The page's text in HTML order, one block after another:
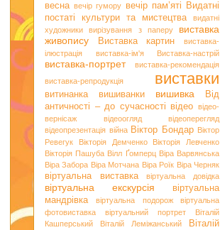
весна вечір гумору вечір пам’яті
Видатні
постаті культури та мистецтва
видатні
художники
вирізування з паперу
виставка
живопису
Виставка картин
виставка-
ілюстрація
виставка-ім'я Виставка-настрій
виставка-портрет
виставка-рекомендація
виставка-репродукція
виставки
витинанка вишиванки вишивка
Від
античності – до сучасності відео відео-
вернісаж
відеоогляд
відеоперегляд
відеопрезентація війна Віктор Бондар Віктор
Ревегук
Вікторія Демченко
Вікторія Левченко
Вікторія Пашуба Вілл Ґомперц Віра Варвянська
Віра Забора Віра Мотчана Віра Роїк Віра Черняк
віртуальна виставка віртуальна довідка
віртуальна екскурсія
віртуальна
мандрівка
віртуальна подорож
віртуальна
фотовиставка
віртуальний портрет
Віталій
Кашперський
Віталій Леміжанський
Віталій